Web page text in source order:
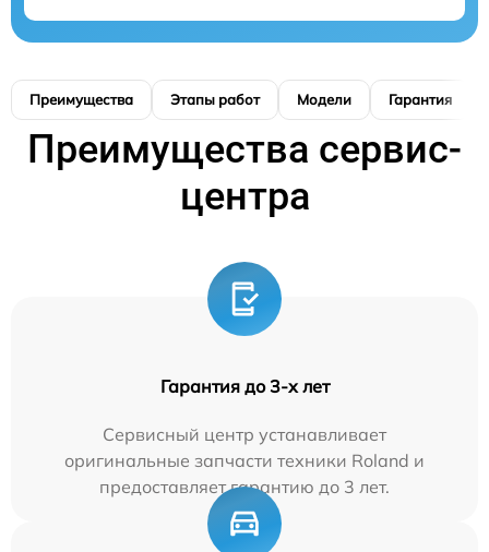
Преимущества Этапы работ Модели Гарантия
Преимущества сервис-
центра
Гарантия до 3-х лет
Сервисный центр устанавливает
оригинальные запчасти техники Roland и
предоставляет гарантию до 3 лет.